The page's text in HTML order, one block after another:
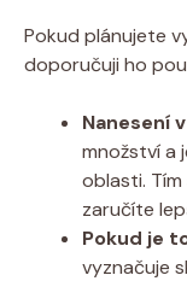
Pokud plánujete
doporučuji ho
Nanesení
množství a⁤
oblasti.
zaručíte
Pokud je
vyznačuje